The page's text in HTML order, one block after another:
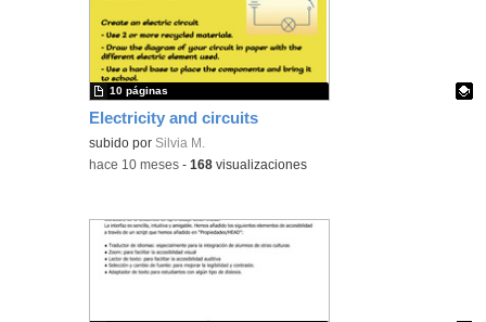
Electricity and circuits
Contenido educativo.
subido por Silvia M.
10 páginas
-hace 10 meses -168 visualizaciones